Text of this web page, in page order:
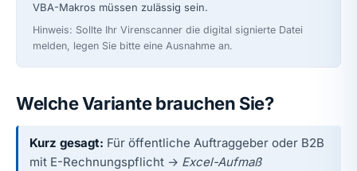
VBA-Makros müssen zulässig sein.
Hinweis: Sollte Ihr Virenscanner die digital signierte Datei
melden, legen Sie bitte eine Ausnahme an.
Welche Variante brauchen Sie?
Kurz gesagt: Für öffentliche Auftraggeber oder B2B
mit E-Rechnungspflicht → Excel-Aufmaß